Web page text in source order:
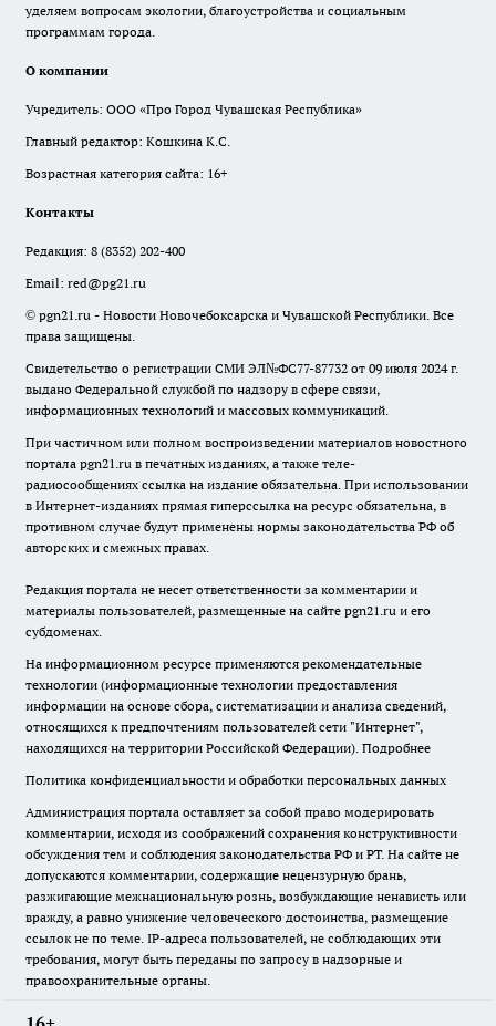
уделяем вопросам экологии, благоустройства и социальным
программам города.
О компании
Учредитель: ООО «Про Город Чувашская Республика»
Главный редактор: Кошкина К.С.
Возрастная категория сайта: 16+
Контакты
Редакция: 8 (8352) 202-400
Email: red@pg21.ru
© pgn21.ru - Новости Новочебоксарска и Чувашской Республики. Все
права защищены.
Свидетельство о регистрации СМИ ЭЛ№ФС77-87732 от 09 июля 2024 г.
выдано Федеральной службой по надзору в сфере связи,
информационных технологий и массовых коммуникаций.
При частичном или полном воспроизведении материалов новостного
портала pgn21.ru в печатных изданиях, а также теле-
радиосообщениях ссылка на издание обязательна. При использовании
в Интернет-изданиях прямая гиперссылка на ресурс обязательна, в
противном случае будут применены нормы законодательства РФ об
авторских и смежных правах.
Редакция портала не несет ответственности за комментарии и
материалы пользователей, размещенные на сайте pgn21.ru и его
субдоменах.
На информационном ресурсе применяются рекомендательные
технологии (информационные технологии предоставления
информации на основе сбора, систематизации и анализа сведений,
относящихся к предпочтениям пользователей сети "Интернет",
находящихся на территории Российской Федерации). Подробнее
Политика конфиденциальности и обработки персональных данных
Администрация портала оставляет за собой право модерировать
комментарии, исходя из соображений сохранения конструктивности
обсуждения тем и соблюдения законодательства РФ и РТ. На сайте не
допускаются комментарии, содержащие нецензурную брань,
разжигающие межнациональную рознь, возбуждающие ненависть или
вражду, а равно унижение человеческого достоинства, размещение
ссылок не по теме. IP-адреса пользователей, не соблюдающих эти
требования, могут быть переданы по запросу в надзорные и
правоохранительные органы.